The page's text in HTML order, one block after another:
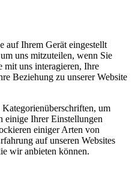
auf Ihrem Gerät eingestellt
uns mitzuteilen, wenn Sie
mit uns interagieren, Ihre
Beziehung zu unserer Website
um
einige Ihrer Einstellungen
einiger Arten von
auf unseren Websites
wir anbieten können.